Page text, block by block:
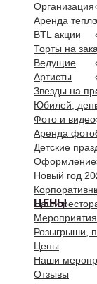
ЦЕНЫ
Организация
Аренда
BTL акции
Торты на
Ведущие
Артисты
Звезды на
Юбилей,
Фото и видео
Аренда
Детские
Оформление
Новый год
Наши
Розыгрыши,
Цены
Наши
Отзывы